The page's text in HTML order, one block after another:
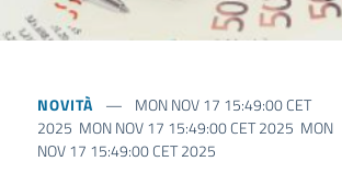
NOVITÀ
MON NOV 17 15:49:00 CET
2025 MON NOV 17 15:49:00 CET 2025 MON
NOV 17 15:49:00 CET 2025